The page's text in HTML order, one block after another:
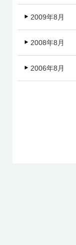
2009年8月
2008年8月
2006年8月